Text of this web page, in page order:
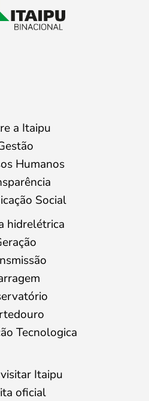
a Itaipu
Humanos
Social
hidrelétrica
Tecnologica
Itaipu
oficial